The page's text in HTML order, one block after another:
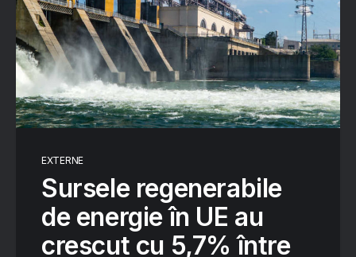
EXTERNE
Sursele regenerabile
de energie în UE au
crescut cu 5,7% între